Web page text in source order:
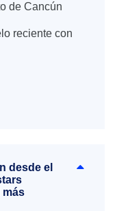
de Cancún
reciente con
desde el
más